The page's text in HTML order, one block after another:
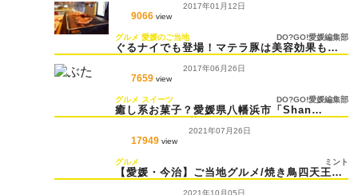
9066 view
2017年01月12日
ぐるナイでも登場！マテラ豚は美容効果も高
グルメ 愛媛のご当地 DO?GO!愛媛編集部
7659 view
2017年06月26日
癒し系お菓子？愛媛県八幡浜市「Shan
グルメ スイーツ DO?GO!愛媛編集部
17949 view
2021年07月26日
【愛媛・今治】ご当地グルメ/焼き鳥四天王を
グルメ ミント
2021年10月05日